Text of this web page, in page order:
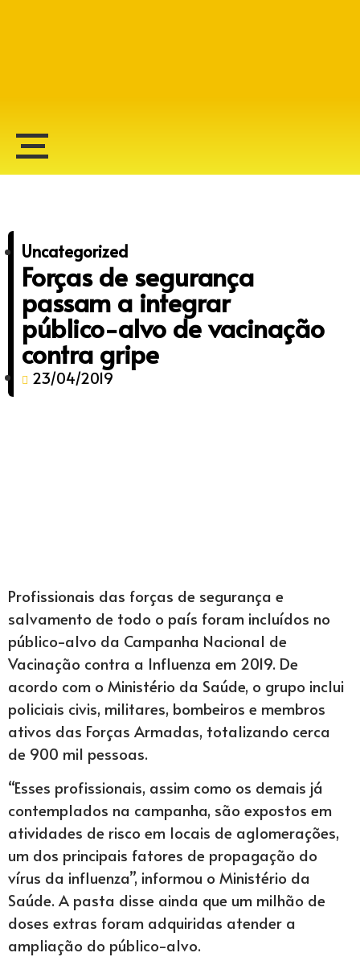
Uncategorized
Forças de segurança
passam a integrar
público-alvo de vacinação
contra gripe
23/04/2019
Profissionais das forças de segurança e
salvamento de todo o país foram incluídos no
público-alvo da Campanha Nacional de
Vacinação contra a Influenza em 2019. De
acordo com o Ministério da Saúde, o grupo inclui
policiais civis, militares, bombeiros e membros
ativos das Forças Armadas, totalizando cerca
de 900 mil pessoas.
“Esses profissionais, assim como os demais já
contemplados na campanha, são expostos em
atividades de risco em locais de aglomerações,
um dos principais fatores de propagação do
vírus da influenza”, informou o Ministério da
Saúde. A pasta disse ainda que um milhão de
doses extras foram adquiridas atender a
ampliação do público-alvo.